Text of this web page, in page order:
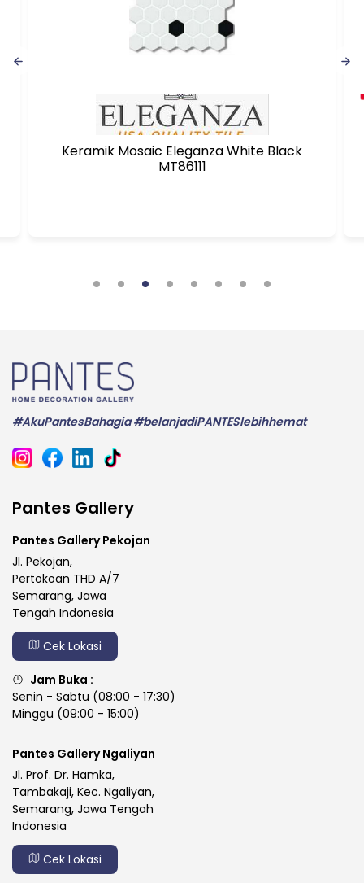
Keramik Mosaic Eleganza White Black
MT86111
#AkuPantesBahagia #belanjadiPANTESlebihhemat
Pantes Gallery
Pantes Gallery Pekojan
Jl. Pekojan,
Pertokoan THD A/7
Semarang, Jawa
Tengah Indonesia
Cek Lokasi
Jam Buka :
Senin - Sabtu (08:00 - 17:30)
Minggu (09:00 - 15:00)
Pantes Gallery Ngaliyan
Jl. Prof. Dr. Hamka,
Tambakaji, Kec. Ngaliyan,
Semarang, Jawa Tengah
Indonesia
Cek Lokasi